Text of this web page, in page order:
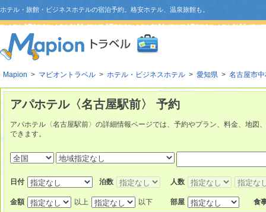
ホテル・旅館・ビジネスホテルの宿泊予約。格安ホテル、温泉旅館も。
Mapion > マピオントラベル > ホテル・ビジネスホテル > 愛知県 > 名古屋市
アパホテル〈名古屋駅前〉 予約
アパホテル〈名古屋駅前〉の詳細情報ページでは、予約やプラン、料金、地図
できます。
日付 泊数 人数
金額 以上 以下 部屋 食